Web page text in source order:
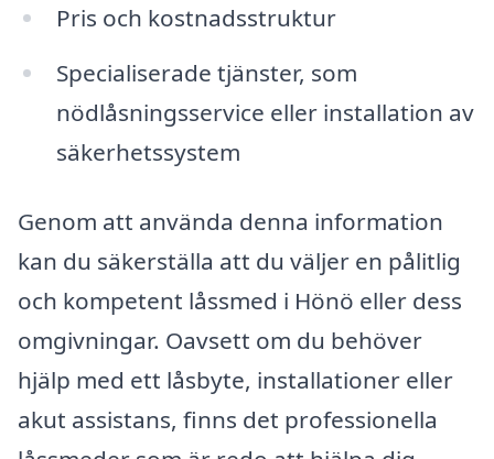
Pris och kostnadsstruktur
Specialiserade tjänster, som
nödlåsningsservice eller installation av
säkerhetssystem
Genom att använda denna information
kan du säkerställa att du väljer en pålitlig
och kompetent låssmed i Hönö eller dess
omgivningar. Oavsett om du behöver
hjälp med ett låsbyte, installationer eller
akut assistans, finns det professionella